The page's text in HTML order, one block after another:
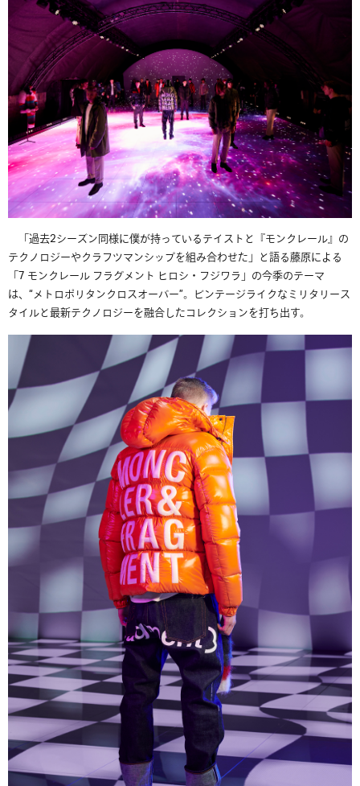
「過去2シーズン同様に僕が持っているテイストと『モンクレール』の
テクノロジーやクラフツマンシップを組み合わせた」と語る藤原による
「7モンクレールフラグメント ヒロシ・フジワラ」の今季のテーマ
は、 “メトロポリタンクロスオーバー”。ビンテージライクなミリタリース
タイルと最新テクノロジーを融合したコレクションを打ち出す。